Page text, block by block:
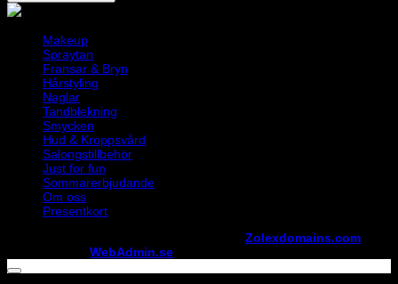
Makeup
Spraytan
Fransar & Bryn
Hårstyling
Naglar
Tandblekning
Smycken
Hud & Kroppsvård
Salongstillbehör
Just for fun
Sommarerbjudande
Om oss
Presentkort
Zolexdomains.com
WebAdmin.se